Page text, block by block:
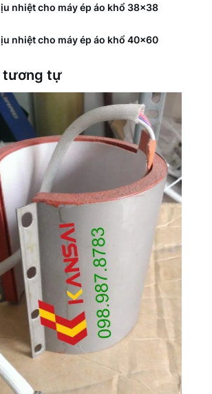
nhiệt cho máy ép áo khổ 38×38
nhiệt cho máy ép áo khổ 40×60
tương tự